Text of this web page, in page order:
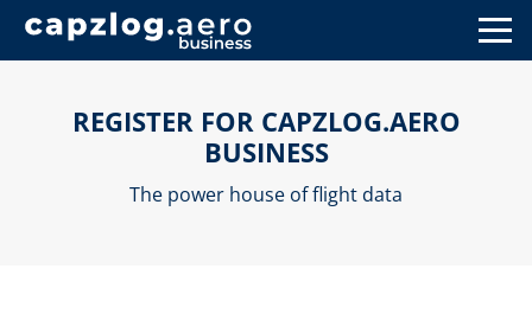
REGISTER FOR CAPZLOG.AERO
BUSINESS
The power house of flight data